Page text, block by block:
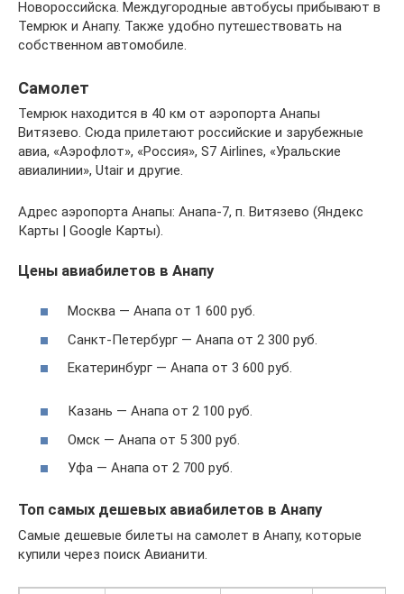
Новороссийска. Междугородные автобусы прибывают в
Темрюк и Анапу. Также удобно путешествовать на
собственном автомобиле.
Самолет
Темрюк находится в 40 км от аэропорта Анапы
Витязево. Сюда прилетают российские и зарубежные
авиа, «Аэрофлот», «Россия», S7 Airlines, «Уральские
авиалинии», Utair и другие.
Адрес аэропорта Анапы: Анапа-7, п. Витязево (Яндекс
Карты | Google Карты).
Цены авиабилетов в Анапу
Москва — Анапа от 1 600 руб.
Санкт-Петербург — Анапа от 2 300 руб.
Екатеринбург — Анапа от 3 600 руб.
Казань — Анапа от 2 100 руб.
Омск — Анапа от 5 300 руб.
Уфа — Анапа от 2 700 руб.
Топ самых дешевых авиабилетов в Анапу
Самые дешевые билеты на самолет в Анапу, которые
купили через поиск Авианити.